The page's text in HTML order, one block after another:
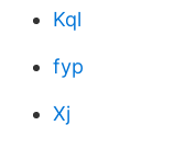
Kql
fyp
Xj